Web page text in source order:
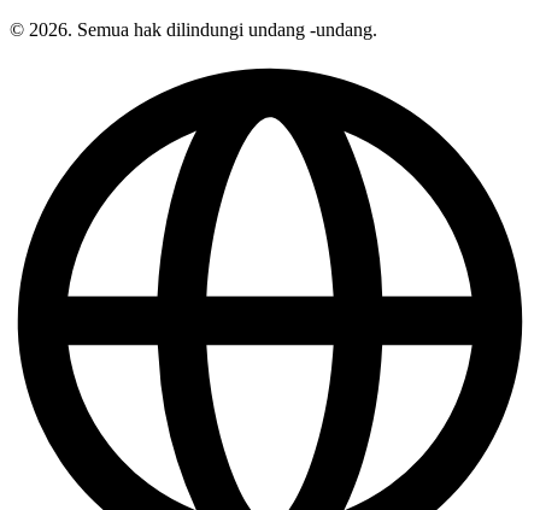
© 2026. Semua hak dilindungi undang -undang.